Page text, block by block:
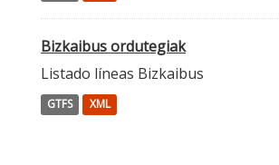
Bizkaibus ordutegiak
Listado líneas Bizkaibus
GTFS XML